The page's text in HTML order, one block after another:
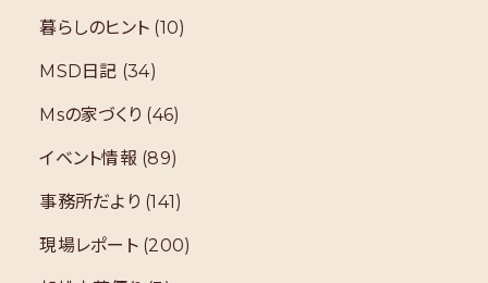
暮らしのヒント (10)
MSD日記 (34)
Msの家づくり (46)
イベント情報 (89)
事務所だより (141)
現場レポート(200)